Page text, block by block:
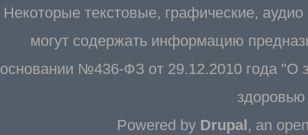
Некоторые текстовые, графические,
могут содержать информацию
основании №436-ФЗ от 29.12.2010 года "О
Powered by Drupal, an